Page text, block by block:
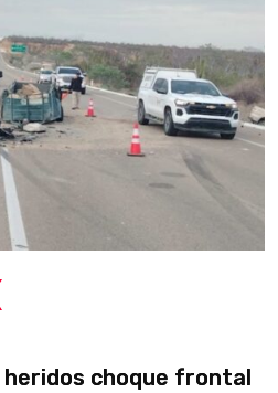
heridos choque frontal